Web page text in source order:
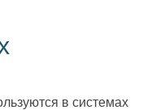
в системах